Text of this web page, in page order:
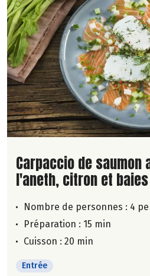
Lire la suite de la
Carpaccio de saumon
l'aneth, citron et baies
Nombre de personnes : 4
Préparation : 15 min
Cuisson : 20 min
Entrée